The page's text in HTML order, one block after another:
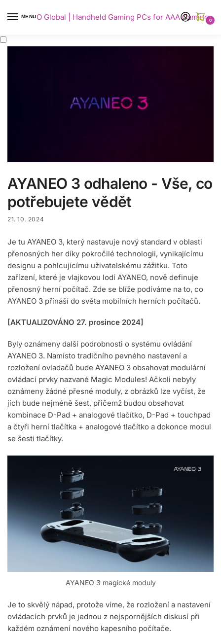
MENU
AYANEO Global | Handheld Gaming PCs for AAA Gaming0
AYANEO 3 odhaleno - Vše, co
potřebujete vědět
21. 10. 2024
Je tu AYANEO 3, který nastavuje nový standard v oblasti
přenosných her díky pokročilé technologii, vynikajícímu
designu a pohlcujícímu uživatelskému zážitku. Toto
zařízení, které je vlajkovou lodí AYANEO, nově definuje
přenosný herní počítač. Zde se blíže podíváme na to, co
AYANEO 3 přináší do světa mobilních herních počítačů.
[AKTUALIZOVÁNO 27. prosince 2024]
Byly oznámeny další podrobnosti o systému ovládání
AYANEO 3. Namísto tradičního pevného nastavení a
rozložení ovladačů bude AYANEO 3 obsahovat modulární
ovládací prvky nazvané Magic Modules! Ačkoli nebyly
oznámeny žádné přesné moduly, z obrázků lze vyčíst, že
jich bude nejméně šest, přičemž budou obsahovat
kombinace D-Pad + analogové tlačítko, D-Pad + touchpad
a čtyři herní tlačítka + analogové tlačítko a dokonce modul
se šesti tlačítky.
AYANEO 3 magické moduly
Je to skvělý nápad, protože víme, že rozložení a nastavení
ovládacích prvků je jednou z nejspornějších diskusí při
každém oznámení nového kapesního počítače.